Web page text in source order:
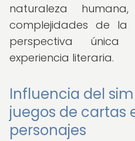
naturaleza
complejidades de la
perspectiva
experiencia literaria.
Influencia del
juegos de cartas
personajes